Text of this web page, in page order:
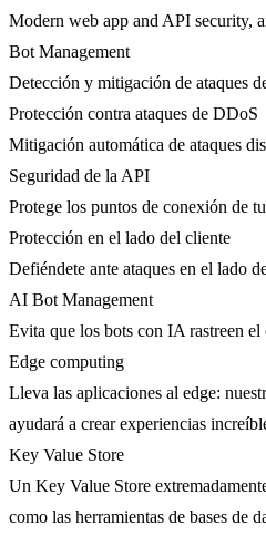
Modern web app and API security,
Bot Management
Detección y mitigación de ataques
Protección contra ataques de DDoS
Mitigación automática de ataques
Seguridad de la API
Protege los puntos de conexión de
Protección en el lado del cliente
Defiéndete ante ataques en el lado
AI Bot Management
Evita que los bots con IA rastreen
Edge computing
Lleva las aplicaciones al edge:
ayudará a crear experiencias
Key Value Store
Un Key Value Store
como las herramientas de bases de